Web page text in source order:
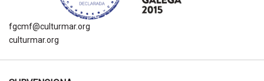
fgcmf@culturmar.org
culturmar.org